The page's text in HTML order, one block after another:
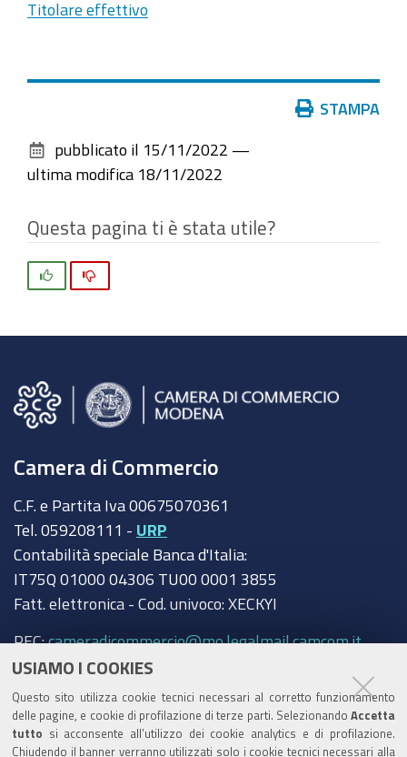
USIAMO I COOKIES
Questo sito utilizza cookie tecnici necessari al corretto funzionamento
delle pagine, e cookie di profilazione di terze parti. Selezionando Accetta
tutto si acconsente all’utilizzo dei cookie analytics e di profilazione.
Chiudendo il banner verranno utilizzati solo i cookie tecnici necessari alla
Titolare effettivo
documento
STAMPA
pubblicato il 15/11/2022 —
ultima modifica 18/11/2022
Questa pagina ti è stata utile?
Camera di Commercio
C.F. e Partita Iva 00675070361
Tel. 059208111 - URP
Contabilità speciale Banca d'Italia:
IT75Q 01000 04306 TU00 0001 3855
Fatt. elettronica - Cod. univoco: XECKYI
PEC:cameradicommercio@mo.legalmail.camcom.it
Trasparenza
Amministrazione trasparente
Albo Camerale